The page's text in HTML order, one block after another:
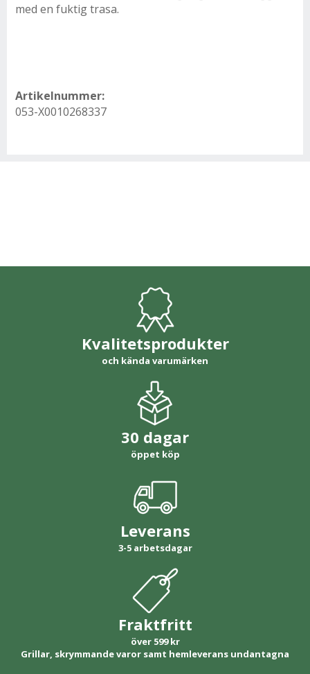
med en fuktig trasa.
Artikelnummer:
053-X0010268337
Kvalitetsprodukter
och kända varumärken
30 dagar
öppet köp
Leverans
3-5 arbetsdagar
Fraktfritt
över 599 kr
Grillar, skrymmande varor samt hemleverans undantagna